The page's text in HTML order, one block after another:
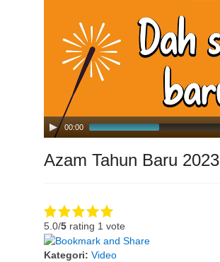
00:00
Azam Tahun Baru 2023
5.0/5 rating 1 vote
Kategori: Video